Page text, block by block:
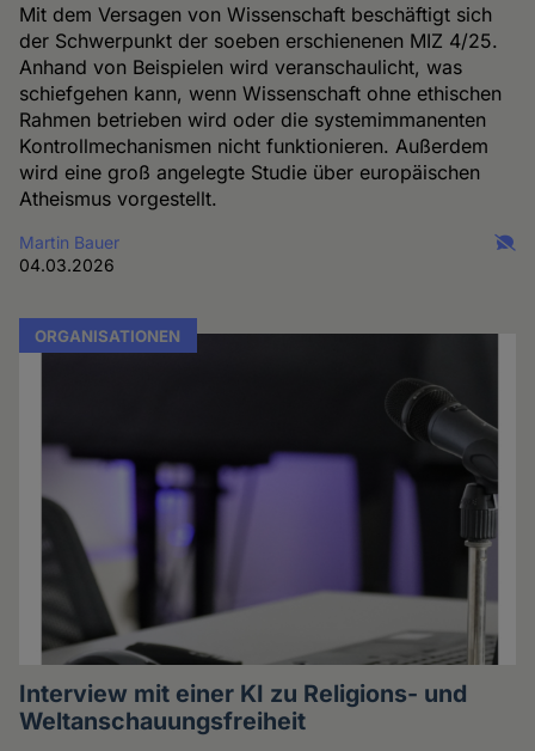
Mit dem Versagen von Wissenschaft beschäftigt sich
der Schwerpunkt der soeben erschienenen MIZ 4/25.
Anhand von Beispielen wird veranschaulicht, was
schiefgehen kann, wenn Wissenschaft ohne ethischen
Rahmen betrieben wird oder die systemimmanenten
Kontrollmechanismen nicht funktionieren. Außerdem
wird eine groß angelegte Studie über europäischen
Atheismus vorgestellt.
Martin Bauer
04.03.2026
ORGANISATIONEN
Interview mit einer KI zu Religions- und
Weltanschauungsfreiheit